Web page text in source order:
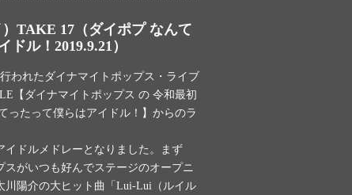
TAKE 17（ダイポプ なんて
ドル！2019.9.21）
われたダイナマイトポップス・ライブ
【ダイナマイトポップス の 令和最初
ったって僕らはアイドル！】からのラ
イドルメドレーとなりました。まず
スがいつも好んでステージのオープニ
川陽介の大ヒット曲「Lui-Lui（ルイル